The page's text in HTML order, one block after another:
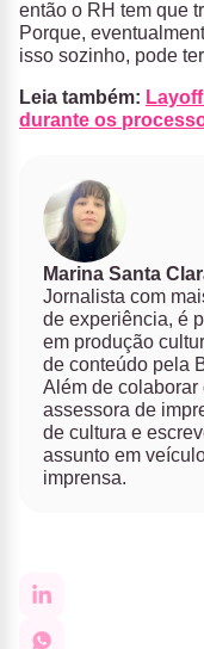
então o RH tem que
Porque,
isso sozinho, pode
Leia também:
durante os
Marina Santa
Jornalista com
de experiência, é
em produção
de conteúdo pela
Além de colaborar
assessora de
de cultura e
assunto em
imprensa.